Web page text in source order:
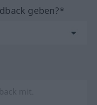
geben?*